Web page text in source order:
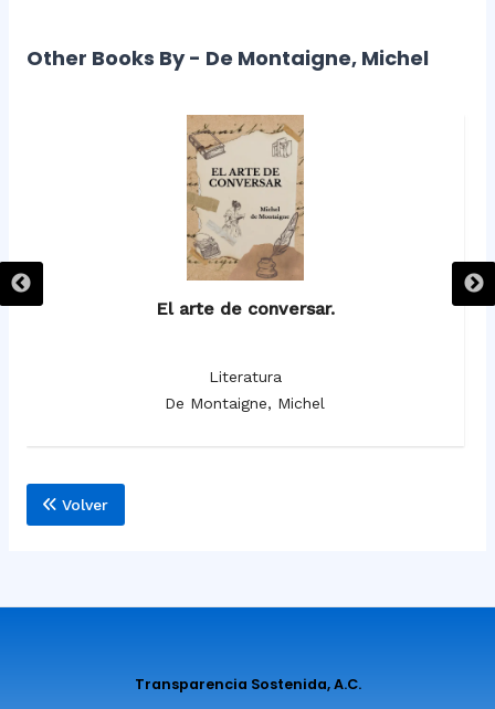
Other Books By - De Montaigne, Michel
El arte de conversar.
Literatura
De Montaigne, Michel
Volver
Transparencia Sostenida, A.C.